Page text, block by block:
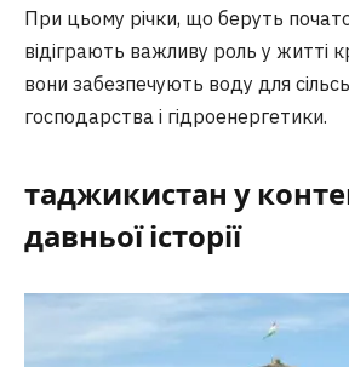
При цьому річки, що беруть
відіграють важливу роль у житті
вони забезпечують воду для
господарства і гідроенергетики.
таджикистан у
давньої історії